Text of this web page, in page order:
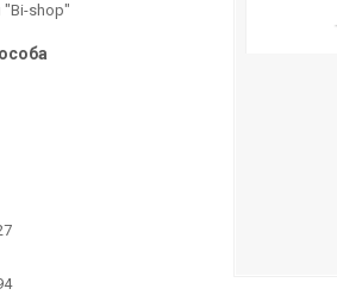
"Bi-shop"